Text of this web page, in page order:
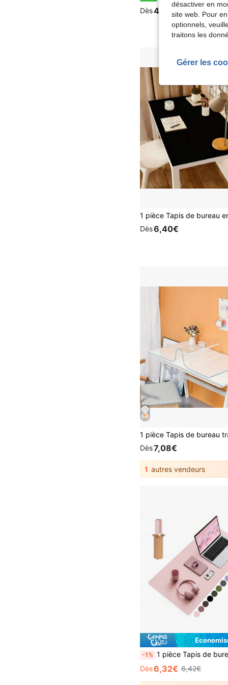
Dès4,75€
Dès6,40€
Dès7,08€
1 autres vendeurs
-1% 1 pièce Tapis de bureau en cuir PU, tapis de souris, tapis de bureau de bureau, sous-main en cuir PU antidérapant, tapis de bureau pour ordinateur portable, tapis de souris en cuir PU, tapis de clavier en cuir PU imperméable facile à nettoyer, tapis de bureau pour l'art des ongles, tapis de l'art des ongles en microfibre douce en cuir PU, tapis de pliable pour l'art
Dès6,32€ 6,42€
désactiver en
site web. Pour
optionnels,
traitons les
Gérer les